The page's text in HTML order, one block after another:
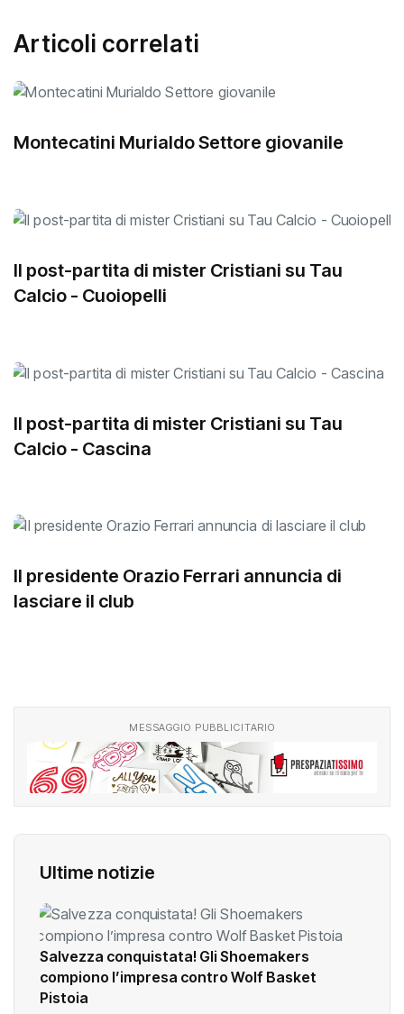
Articoli correlati
Montecatini Murialdo Settore giovanile
Il post-partita di mister Cristiani su Tau
Calcio - Cuoiopelli
Il post-partita di mister Cristiani su Tau
Calcio - Cascina
Il presidente Orazio Ferrari annuncia di
lasciare il club
MESSAGGIO PUBBLICITARIO
Ultime notizie
Salvezza conquistata! Gli Shoemakers
compiono l’impresa contro Wolf Basket
Pistoia